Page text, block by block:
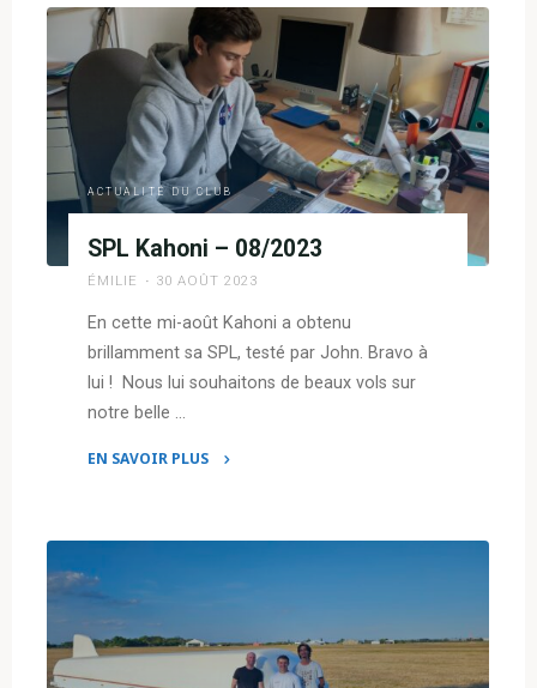
et
Antoine"
ACTUALITÉ DU CLUB
SPL Kahoni – 08/2023
ÉMILIE 30 AOÛT 2023
En cette mi-août Kahoni a obtenu
brillamment sa SPL, testé par John. Bravo à
lui ! Nous lui souhaitons de beaux vols sur
notre belle …
EN SAVOIR PLUS
–
08/2023"